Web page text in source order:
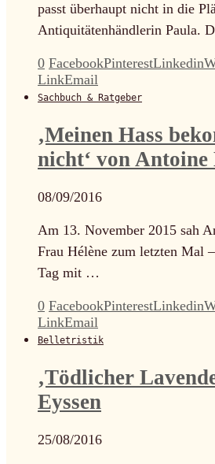
passt überhaupt nicht in die
Antiquitätenhändlerin Paula.
0 FacebookPinterestLinkedin
LinkEmail
Sachbuch & Ratgeber
‚Meinen Hass
nicht‘ von
08/09/2016
Am 13. November 2015 sah
Frau Hélène zum letzten Mal
Tag mit …
0 FacebookPinterestLinkedin
LinkEmail
Belletristik
‚Tödlicher
Eyssen
25/08/2016